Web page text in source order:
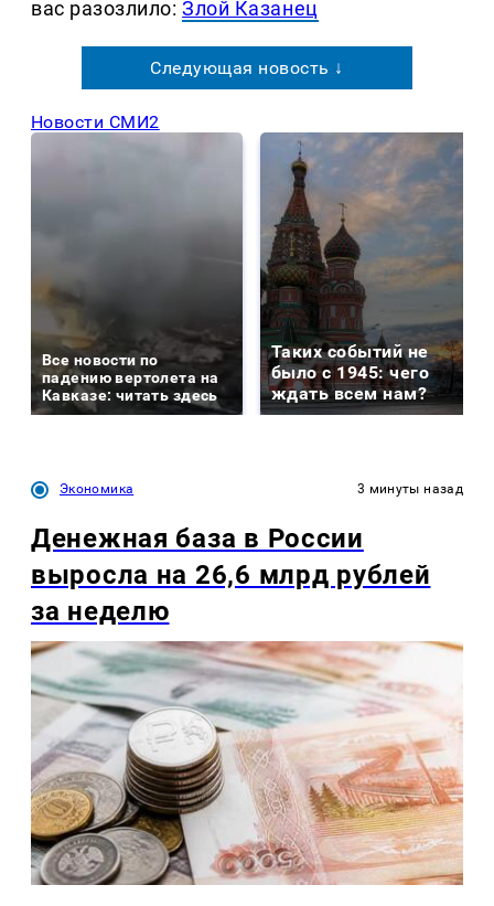
вас разозлило:Злой Казанец
Следующая новость ↓
Новости СМИ2
Все новости по
падению вертолета на
Кавказе: читать здесь
Таких событий не
было с 1945: чего
ждать всем нам?
Экономика 3 минуты назад
Денежная база в России
выросла на 26,6 млрд рублей
за неделю